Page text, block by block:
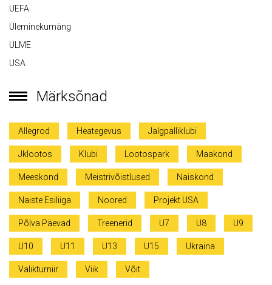
UEFA
Üleminekumäng
ULME
USA
Märksõnad
Allegrod Heategevus Jalgpalliklubi
Jklootos Klubi Lootospark Maakond
Meeskond Meistrivõistlused Naiskond
Naiste Esiliiga Noored Projekt USA
Põlva Päevad Treenerid U7 U8 U9
U10 U11 U13 U15 Ukraina
Valikturniir Viik Võit